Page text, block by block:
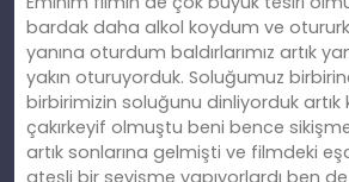
bardak daha alkol koydum ve
yanına oturdum baldırlarımız artık
yakın oturuyorduk. Soluğumuz
birbirimizin soluğunu dinliyorduk
çakırkeyif olmuştu beni bence
artık sonlarına gelmişti ve filmdeki
ateşli bir sevişme yapıyorlardı ben